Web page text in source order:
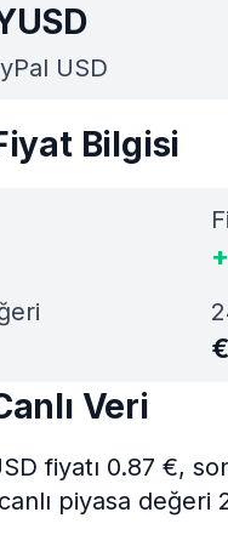
USD
Bilgisi
+
€
Veri
fiyatı 0.87 €,
piyasa